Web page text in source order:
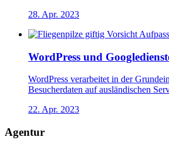
28. Apr. 2023
WordPress und
WordPress verarbeitet in der
Besucherdaten auf ausländischen
22. Apr. 2023
Agentur